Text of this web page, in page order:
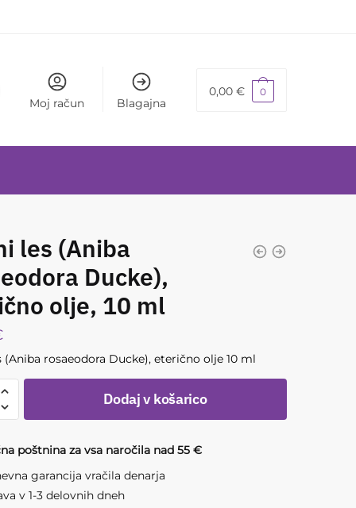
Moj račun Blagajna
0,00 € 0
les (Aniba
Ducke),
olje, 10 ml
(Aniba rosaeodora Ducke), eterično olje 10 ml
Dodaj v košarico
poštnina za vsa naročila nad 55 €
garancija vračila denarja
v 1-3 delovnih dneh